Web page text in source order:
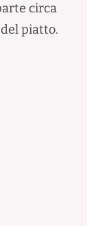
circa
piatto.